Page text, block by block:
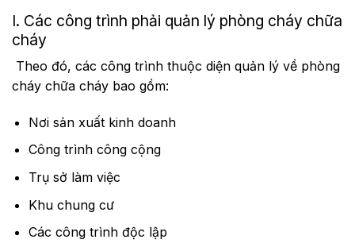
I. Các công trình phải quản lý phòng cháy chữa
cháy
Theo đó, các công trình thuộc diện quản lý về phòng
cháy chữa cháy bao gồm:
Nơi sản xuất kinh doanh
Công trình công cộng
Trụ sở làm việc
Khu chung cư
Các công trình độc lập